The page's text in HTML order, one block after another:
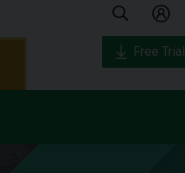
Free Trial